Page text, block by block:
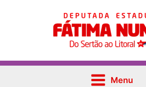
Main
Menu
Menu